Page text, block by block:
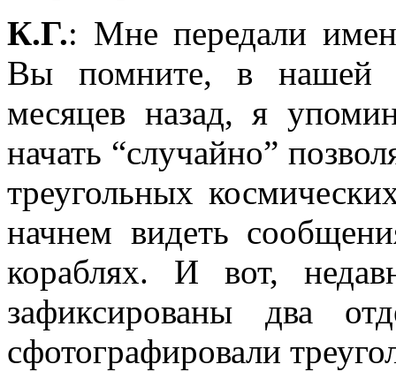
К.Г.: Мне передали
Вы помните, в нашей
месяцев назад, я
начать “случайно”
треугольных
начнем видеть
кораблях. И вот,
зафиксированы два
сфотографировали